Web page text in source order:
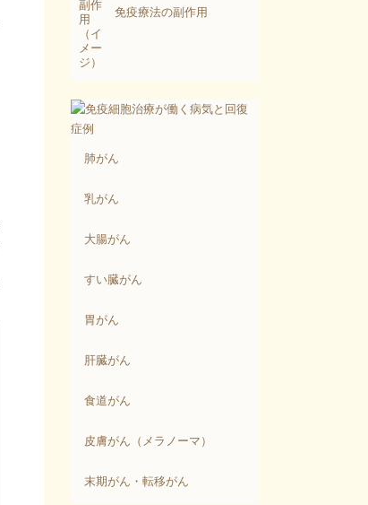
免疫療法の副作用
肺がん
乳がん
大腸がん
すい臓がん
胃がん
肝臓がん
食道がん
皮膚がん（メラノーマ）
末期がん・転移がん